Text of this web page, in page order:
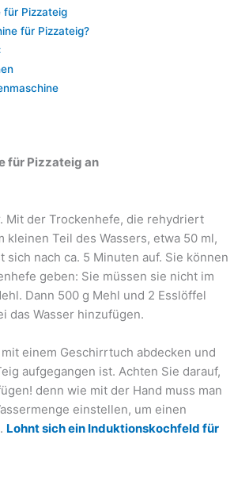
für Pizzateig
für Pizzateig?
für Pizzateig an
Mit der Trockenhefe, die rehydriert
Teil des Wassers, etwa 50 ml,
nach ca. 5 Minuten auf. Sie können
geben: Sie müssen sie nicht im
Dann 500 g Mehl und 2 Esslöffel
das Wasser hinzufügen.
einem Geschirrtuch abdecken und
aufgegangen ist. Achten Sie darauf,
denn wie mit der Hand muss man
einstellen, um einen
Lohnt sich ein Induktionskochfeld für